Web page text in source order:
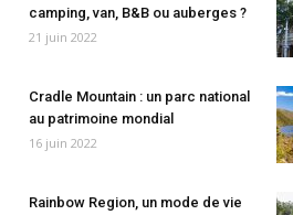
camping, van, B&B ou auberges ?
21 juin 2022
Cradle Mountain : un parc national
au patrimoine mondial
16 juin 2022
Rainbow Region, un mode de vie